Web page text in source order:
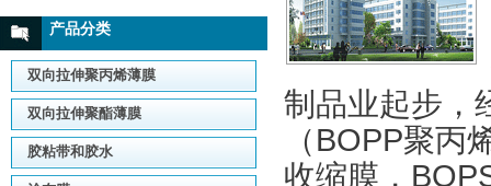
产品分类
双向拉伸聚丙烯薄膜
双向拉伸聚酯薄膜
胶粘带和胶水
制品业起步，
（BOPP聚
收缩膜，